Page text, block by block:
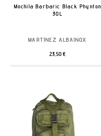
Mochila Barbaric Black Phynton
30L
MARTÍNEZ ALBAINOX
23,50 €